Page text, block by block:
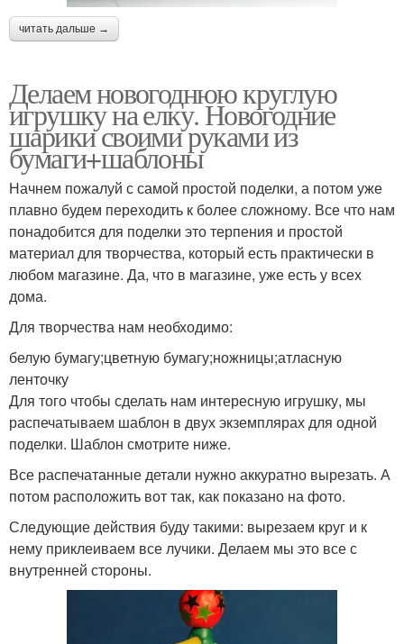
читать дальше →
Делаем новогоднюю круглую
игрушку на елку. Новогодние
шарики своими руками из
бумаги+шаблоны
Начнем пожалуй с самой простой поделки, а потом уже
плавно будем переходить к более сложному. Все что нам
понадобится для поделки это терпения и простой
материал для творчества, который есть практически в
любом магазине. Да, что в магазине, уже есть у всех
дома.
Для творчества нам необходимо:
белую бумагу;цветную бумагу;ножницы;атласную
ленточку
Для того чтобы сделать нам интересную игрушку, мы
распечатываем шаблон в двух экземплярах для одной
поделки. Шаблон смотрите ниже.
Все распечатанные детали нужно аккуратно вырезать. А
потом расположить вот так, как показано на фото.
Следующие действия буду такими: вырезаем круг и к
нему приклеиваем все лучики. Делаем мы это все с
внутренней стороны.